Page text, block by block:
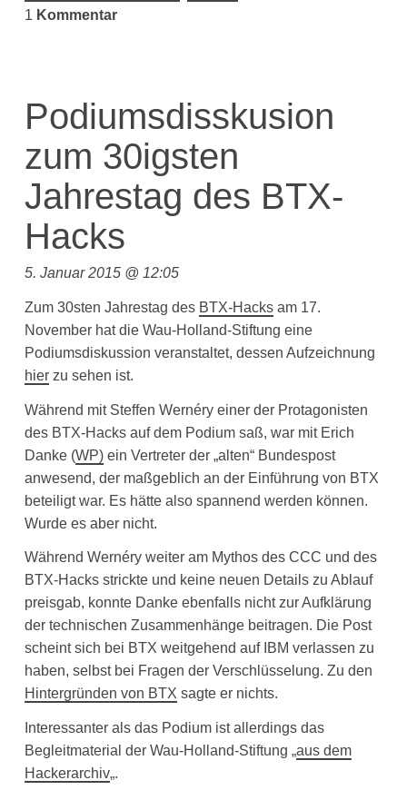
1 Kommentar
Podiumsdisskusion
zum 30igsten
Jahrestag des BTX-
Hacks
5. Januar 2015 @ 12:05
Zum 30sten Jahrestag des BTX-Hacksam 17.
November hat die Wau-Holland-Stiftung eine
Podiumsdiskussion veranstaltet, dessen Aufzeichnung
hierzu sehen ist.
Während mit Steffen Wernéry einer der Protagonisten
des BTX-Hacks auf dem Podium saß, war mit Erich
Danke (WP)ein Vertreter der „alten“ Bundespost
anwesend, der maßgeblich an der Einführung von BTX
beteiligt war. Es hätte also spannend werden können.
Wurde es aber nicht.
Während Wernéry weiter am Mythos des CCC und des
BTX-Hacks strickte und keine neuen Details zu Ablauf
preisgab, konnte Danke ebenfalls nicht zur Aufklärung
der technischen Zusammenhänge beitragen. Die Post
scheint sich bei BTX weitgehend auf IBM verlassen zu
haben, selbst bei Fragen der Verschlüsselung. Zu den
Hintergründen von BTX sagte er nichts.
Interessanter als das Podium ist allerdings das
Begleitmaterial der Wau-Holland-Stiftung „aus dem
Hackerarchiv„.